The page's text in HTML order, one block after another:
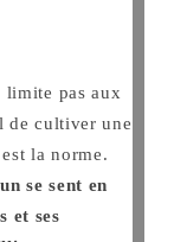
limite pas aux
de cultiver une
la norme.
se sent en
et ses